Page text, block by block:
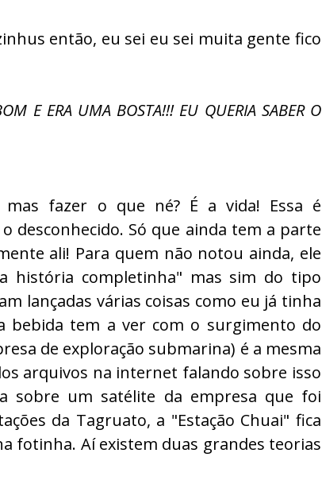
então, eu sei eu sei muita gente fico
E ERA UMA BOSTA!!! EU QUERIA SABER O
fazer o que né? É a vida! Essa é
desconhecido. Só que ainda tem a parte
ali! Para quem não notou ainda, ele
história completinha" mas sim do tipo
lançadas várias coisas como eu já tinha
bebida tem a ver com o surgimento do
de exploração submarina) é a mesma
arquivos na internet falando sobre isso
sobre um satélite da empresa que foi
da Tagruato, a "Estação Chuai" fica
fotinha. Aí existem duas grandes teorias